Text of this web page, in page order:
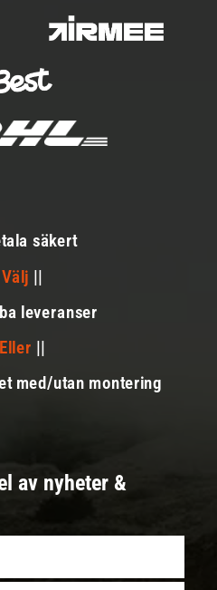
säkert
Välj ||
leveranser
Eller ||
med/utan montering
av nyheter &